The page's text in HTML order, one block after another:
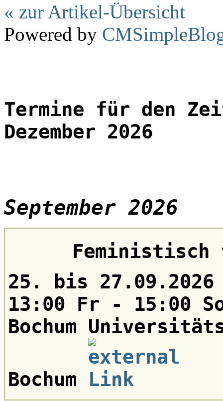
« zur Artikel-Übersicht
Powered by
Termine für den
Dezember 2026
September 2026
Feministisch
25. bis 27.09.2026
13:00 Fr - 15:00
Bochum
Bochum